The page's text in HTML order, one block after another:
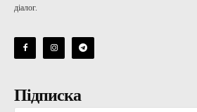
діалог.
Підписка